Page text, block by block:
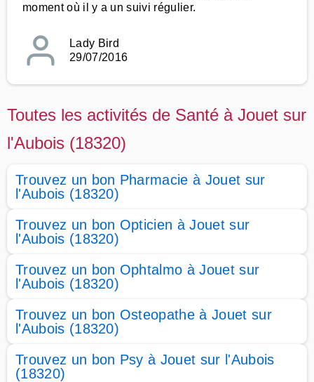
moment où il y a un suivi régulier.
Lady Bird
29/07/2016
Toutes les activités de Santé à Jouet sur
l'Aubois (18320)
Trouvez un bon Pharmacie à Jouet sur
l'Aubois (18320)
Trouvez un bon Opticien à Jouet sur
l'Aubois (18320)
Trouvez un bon Ophtalmo à Jouet sur
l'Aubois (18320)
Trouvez un bon Osteopathe à Jouet sur
l'Aubois (18320)
Trouvez un bon Psy à Jouet sur l'Aubois
(18320)